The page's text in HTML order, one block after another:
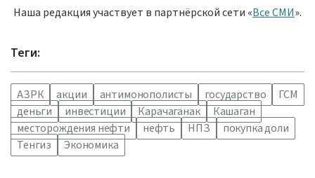
Наша редакция участвует в партнёрской сети «Все СМИ».
Теги:
АЗРК акции антимонополисты государство
ГСМ
деньги
инвестиции Карачаганак
Кашаган
месторождения нефти
нефть НПЗ
покупка доли
Тенгиз
Экономика